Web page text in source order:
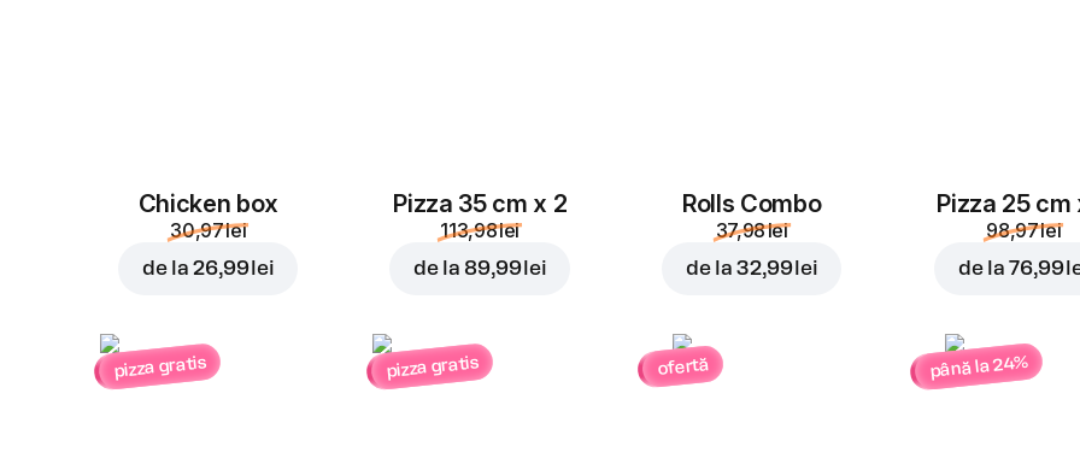
Chicken box
30,97 lei
de la26,99 lei
Pizza 35 cm x 2
113,98 lei
de la 89,99 lei
Rolls Combo
37,98 lei
de la32,99 lei
Pizza 25 cm
98,97 lei
de la76,99
pizza gratis pizza gratis ofertă până la 24%